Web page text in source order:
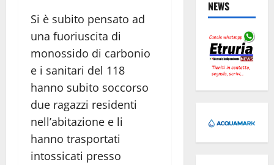
Si è subito pensato ad
una fuoriuscita di
monossido di carbonio
e i sanitari del 118
hanno subito soccorso
due ragazzi residenti
nell’abitazione e li
hanno trasportati
intossicati presso
NEWS